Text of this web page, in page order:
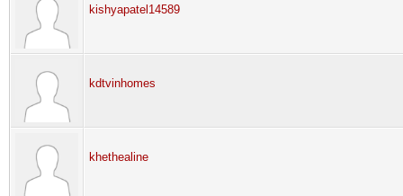
kishyapatel14589
kdtvinhomes
khethealine